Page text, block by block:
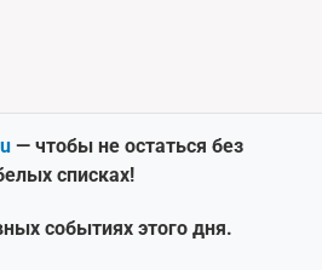
— чтобы не остаться без
списках!
событиях этого дня.